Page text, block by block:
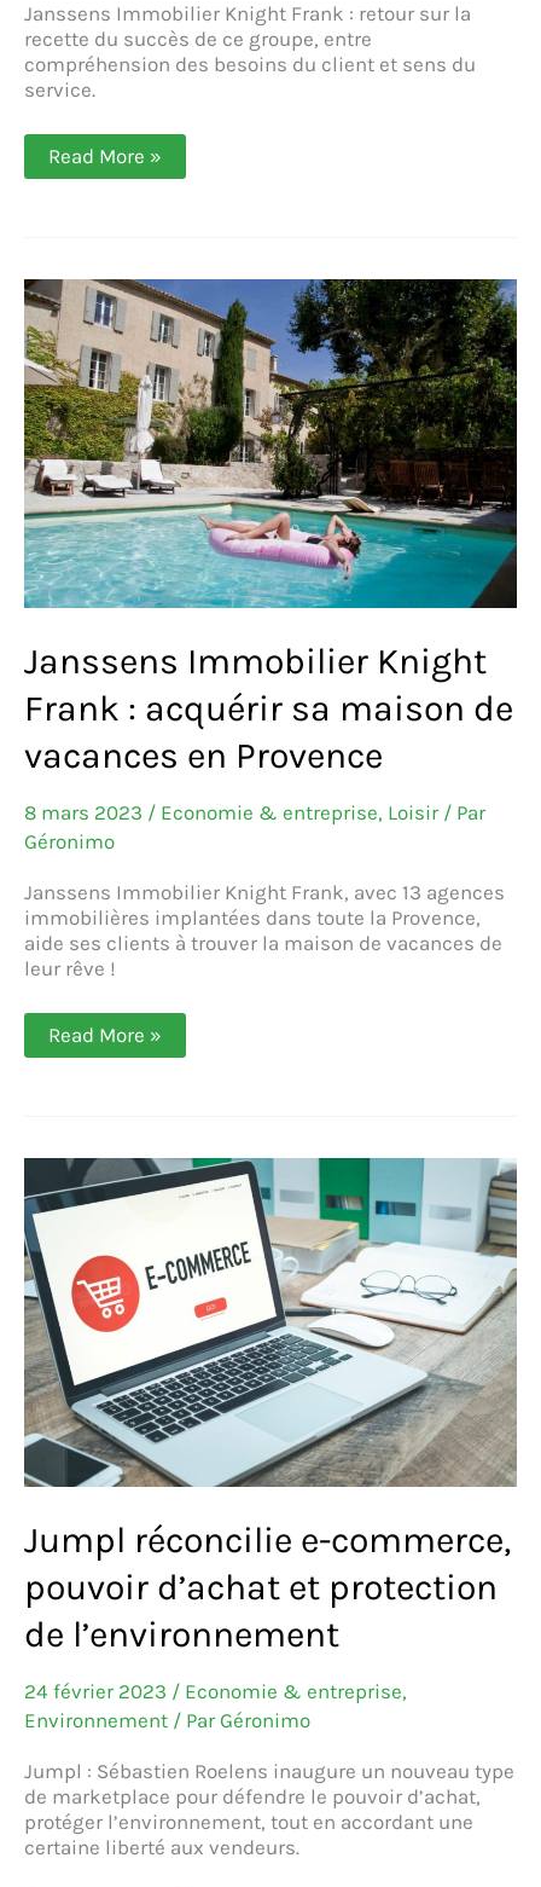
Janssens Immobilier Knight Frank : retour sur la
recette du succès de ce groupe, entre
compréhension des besoins du client et sens du
service.
Janssens
Immobilier
et
immobilier
de
luxe
en
Provence
Read More »
Janssens Immobilier Knight
Frank : acquérir sa maison de
vacances en Provence
8 mars 2023 / Economie & entreprise, Loisir / Par
Géronimo
Janssens Immobilier Knight Frank, avec 13 agences
immobilières implantées dans toute la Provence,
aide ses clients à trouver la maison de vacances de
leur rêve !
Janssens
Immobilier
maison
de
vacances
en
Read More »
Jumpl réconcilie e-commerce,
pouvoir d’achat et protection
de l’environnement
24 février 2023 / Economie & entreprise,
Environnement / Par Géronimo
Jumpl : Sébastien Roelens inaugure un nouveau type
de marketplace pour défendre le pouvoir d’achat,
protéger l’environnement, tout en accordant une
certaine liberté aux vendeurs.